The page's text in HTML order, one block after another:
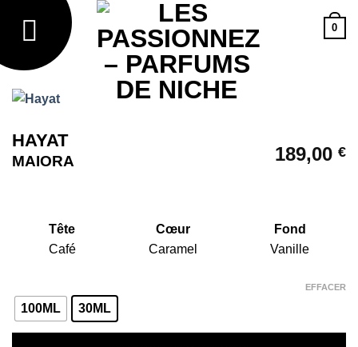
0
HAYAT
MAIORA 189,00 €
Tête
Café
Cœur
Caramel
Fond
Vanille
100ML 30ML
EFFACER